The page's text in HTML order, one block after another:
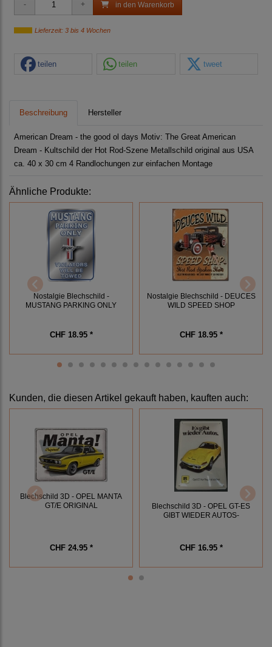
in den Warenkorb
Lieferzeit: 3 bis 4 Wochen
teilen teilen tweet
Beschreibung Hersteller
American Dream - the good ol days Motiv: The Great American
Dream - Kultschild der Hot Rod-Szene Metallschild original aus USA
ca. 40 x 30 cm 4 Randlochungen zur einfachen Montage
Ähnliche Produkte:
Nostalgie Blechschild -
MUSTANG PARKING ONLY
CHF 18.95 *
Nostalgie Blechschild - DEUCES
WILD SPEED SHOP
CHF 18.95 *
Kunden, die diesen Artikel gekauft haben, kauften auch:
Blechschild 3D - OPEL MANTA
GT/E ORIGINAL
CHF 24.95 *
Blechschild 3D - OPEL GT-ES
GIBT WIEDER AUTOS-
CHF 16.95 *